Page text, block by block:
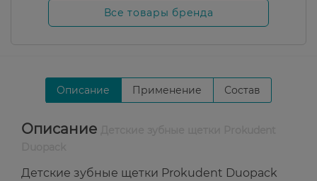
Все товары бренда
Описание Применение Состав
Описание
Детские зубные щетки Prokudent Duopack